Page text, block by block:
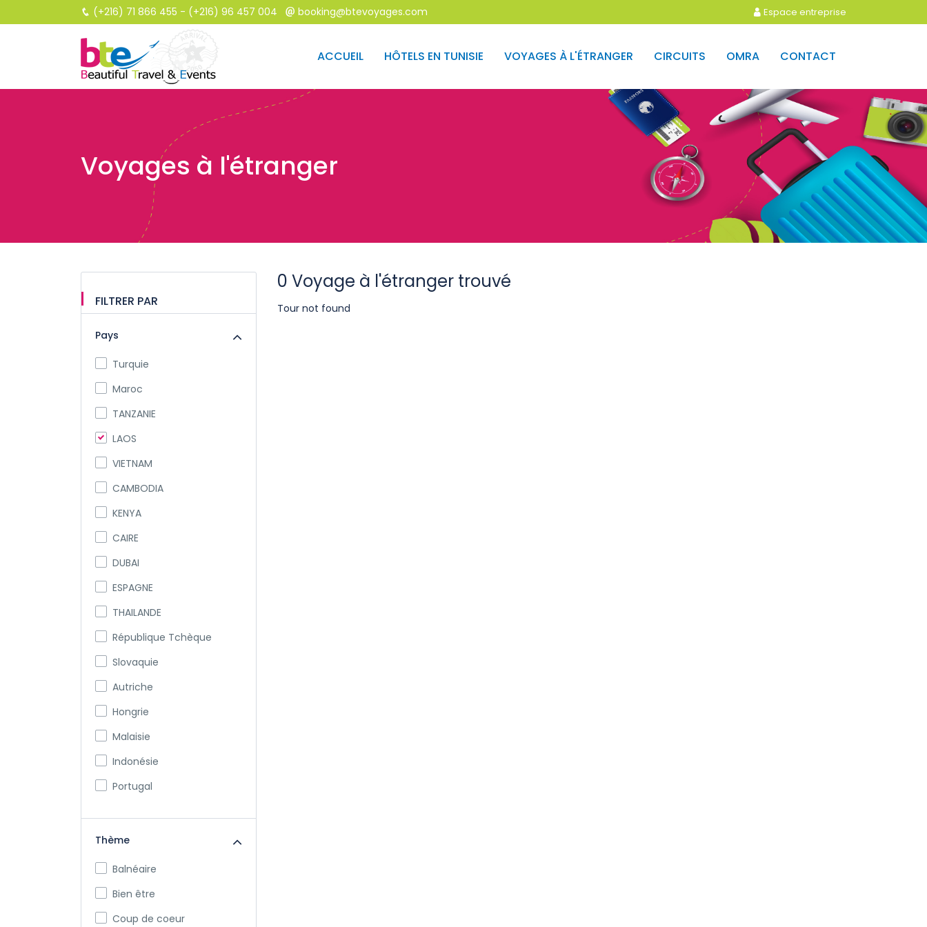
(+216) 71 866 455 - (+216) 96 457 004 booking@btevoyages.com Espace entreprise
ACCUEIL HÔTELS EN TUNISIE VOYAGES À L'ÉTRANGER CIRCUITS OMRA CONTACT
Voyages à l'étranger
FILTRER PAR
Pays
Turquie
Maroc
TANZANIE
LAOS
VIETNAM
CAMBODIA
KENYA
CAIRE
DUBAI
ESPAGNE
THAILANDE
République Tchèque
Slovaquie
Autriche
Hongrie
Malaisie
Indonésie
Portugal
Thème
Balnéaire
Bien être
Coup de coeur
0 Voyage à l'étranger trouvé
Tour not found